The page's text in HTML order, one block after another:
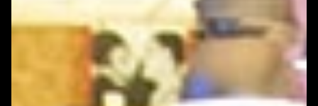
HUNKERTUKKER